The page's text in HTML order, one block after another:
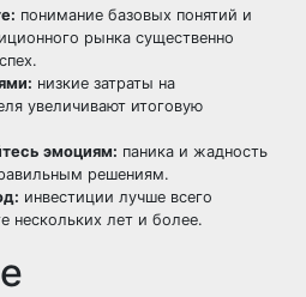
понимание базовых понятий и
рынка существенно
низкие затраты на
увеличивают итоговую
эмоциям: паника и жадность
решениям.
инвестиции лучше всего
нескольких лет и более.